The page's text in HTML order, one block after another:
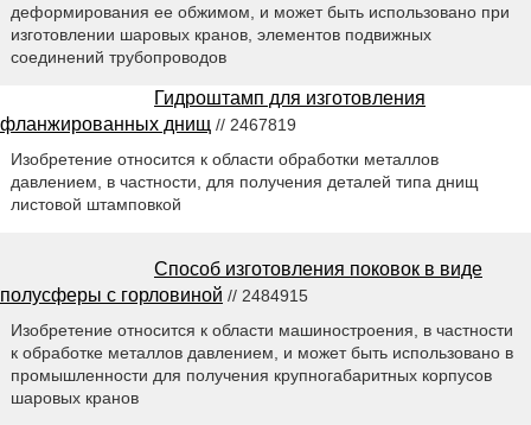
деформирования ее обжимом, и может быть использовано при
изготовлении шаровых кранов, элементов подвижных
соединений трубопроводов
Гидроштамп для изготовления
фланжированных днищ // 2467819
Изобретение относится к области обработки металлов
давлением, в частности, для получения деталей типа днищ
листовой штамповкой
Способ изготовления поковок в виде
полусферы с горловиной // 2484915
Изобретение относится к области машиностроения, в частности
к обработке металлов давлением, и может быть использовано в
промышленности для получения крупногабаритных корпусов
шаровых кранов